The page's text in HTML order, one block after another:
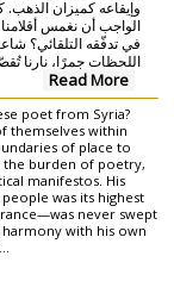
وإيقاعه كميزان
الواجب أن نغمس
في تدفّقه التلقائي؟
اللحظات جمرًا، نارنا
Read More
poet from Syria?
themselves within
of place to
the burden of poetry,
manifestos. His
was its highest
never swept
with his own